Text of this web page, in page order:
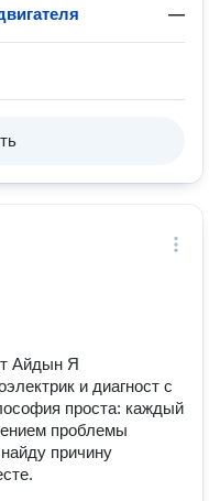
—
Айдын Я
и диагност с
проста: каждый
проблемы
причину